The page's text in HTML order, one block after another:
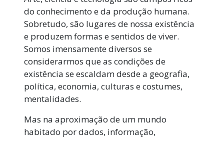
do conhecimento e da produção humana.
Sobretudo, são lugares de nossa existência
e produzem formas e sentidos de viver.
Somos imensamente diversos se
considerarmos que as condições de
existência se escaldam desde a geografia,
política, economia, culturas e costumes,
mentalidades.
Mas na aproximação de um mundo
habitado por dados, informação,